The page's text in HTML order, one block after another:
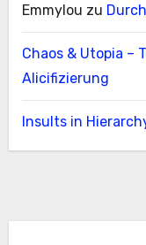
Emmylou zu
Chaos & Utopia –
Alicifizierung
Insults in